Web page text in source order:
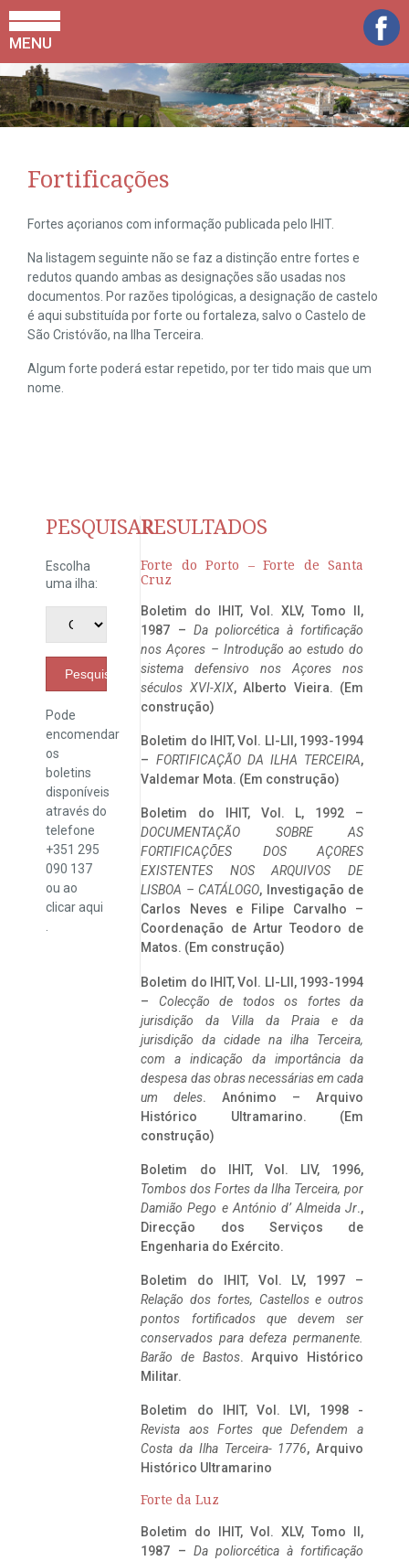
MENU
Fortificações
Fortes açorianos com informação publicada pelo IHIT.
Na listagem seguinte não se faz a distinção entre fortes e
redutos quando ambas as designações são usadas nos
documentos. Por razões tipológicas, a designação de castelo
é aqui substituída por forte ou fortaleza, salvo o Castelo de
São Cristóvão, na Ilha Terceira.
Algum forte poderá estar repetido, por ter tido mais que um
nome.
PESQUISAR
Escolha
uma ilha:
Pesquisar
Pode
encomendar
os
boletins
disponíveis
através do
telefone
+351 295
090 137
ou ao
clicaraqui
RESULTADOS
Forte do Porto – Forte de Santa
Cruz
Boletim do IHIT, Vol. XLV, Tomo II,
1987 – Da poliorcética à fortificação
nos Açores – Introdução ao estudo do
sistema defensivo nos Açores nos
séculos XVI-XIX, Alberto Vieira. (Em
construção)
Boletim do IHIT, Vol. LI-LII, 1993-1994
– FORTIFICAÇÃO DA ILHA TERCEIRA,
Valdemar Mota. (Em construção)
Boletim do IHIT, Vol. L, 1992 –
DOCUMENTAÇÃO SOBRE AS
FORTIFICAÇÕES DOS AÇORES
EXISTENTES NOS ARQUIVOS DE
LISBOA – CATÁLOGO, Investigação de
Carlos Neves e Filipe Carvalho –
Coordenação de Artur Teodoro de
Matos. (Em construção)
Boletim do IHIT, Vol. LI-LII, 1993-1994
– Colecção de todos os fortes da
jurisdição da Villa da Praia e da
jurisdição da cidade na ilha Terceira,
com a indicação da importância da
despesa das obras necessárias em cada
um deles. Anónimo – Arquivo
Histórico Ultramarino. (Em
construção)
Boletim do IHIT, Vol. LIV, 1996,
Tombos dos Fortes da Ilha Terceira, por
Damião Pego e António d’ Almeida Jr.,
Direcção dos Serviços de
Engenharia do Exército.
Boletim do IHIT, Vol. LV, 1997 –
Relação dos fortes, Castellos e outros
pontos fortificados que devem ser
conservados para defeza permanente.
Barão de Bastos. Arquivo Histórico
Militar.
Boletim do IHIT, Vol. LVI, 1998 -
Revista aos Fortes que Defendem a
Costa da Ilha Terceira- 1776, Arquivo
Histórico Ultramarino
Forte da Luz
Boletim do IHIT, Vol. XLV, Tomo II,
1987 – Da poliorcética à fortificação